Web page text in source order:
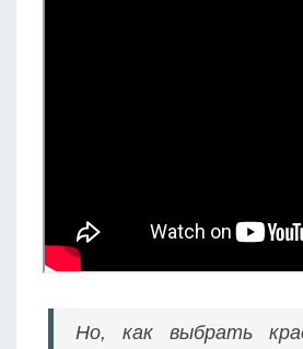
Но, как выбрать